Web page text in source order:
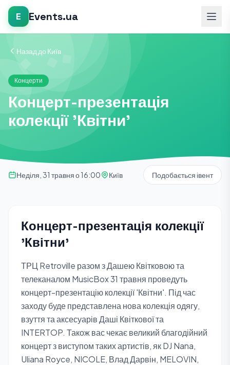
E Events.ua
Назад до Київ
Концерти
Концерт-презентація
колекції 'Квітни'
Неділя, 31 травня о 16:00 Київ Подобається івент
Концерт-презентація колекції
'Квітни'
ТРЦ Retroville разом з Дашею Квітковою та
телеканалом MusicBox 31 травня проведуть
концерт-презентацію колекції 'Квітни'. Під час
заходу буде представлена нова колекція одягу,
взуття та аксесуарів Даші Квіткової та
INTERTOP. Також вас чекає великий благодійний
концерт з виступом таких артистів, як DJ Nana,
Uliana Royce, NICOLE, Влад Дарвін, MELOVIN,